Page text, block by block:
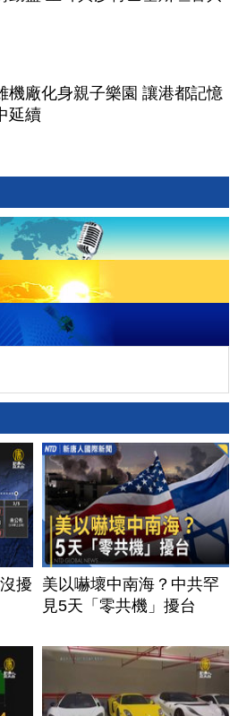
機廠化身親子樂園 讓港都記憶
延續
擾
美以嚇壞中南海？中共罕
見5天「零共機」擾台